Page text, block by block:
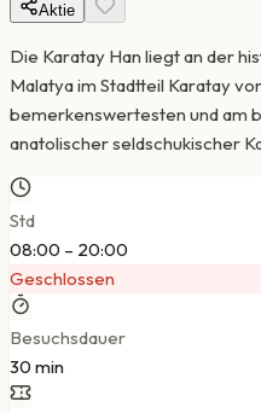
Aktie
Die Karatay Han liegt an der
Malatya im Stadtteil Karatay
bemerkenswertesten und am
anatolischer seldschukischer
Std
08:00 – 20:00
Geschlossen
Besuchsdauer
30 min